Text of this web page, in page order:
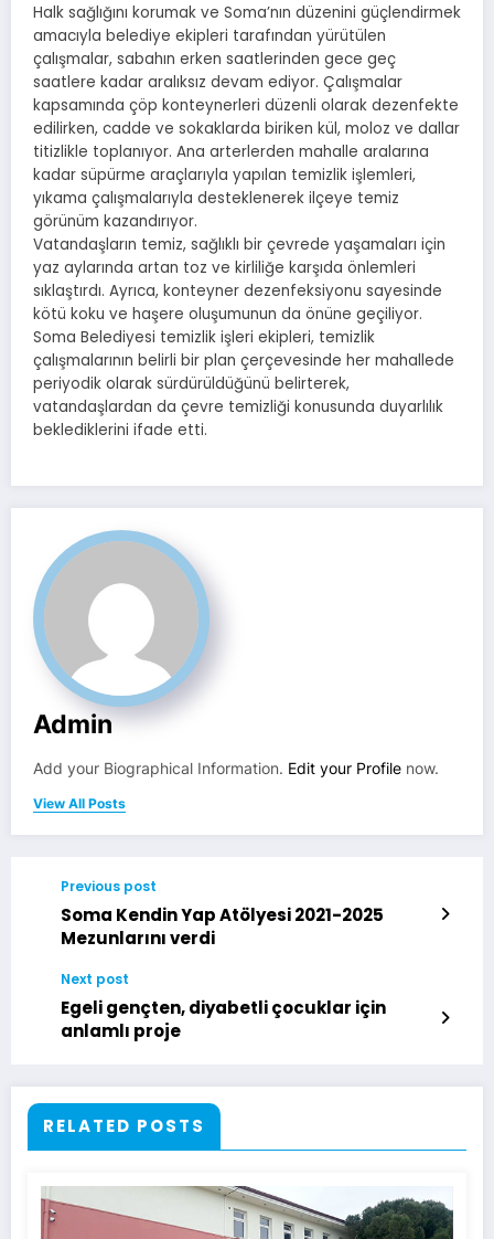
Halk sağlığını korumak ve Soma’nın düzenini güçlendirmek
amacıyla belediye ekipleri tarafından yürütülen
çalışmalar, sabahın erken saatlerinden gece geç
saatlere kadar aralıksız devam ediyor. Çalışmalar
kapsamında çöp konteynerleri düzenli olarak dezenfekte
edilirken, cadde ve sokaklarda biriken kül, moloz ve dallar
titizlikle toplanıyor. Ana arterlerden mahalle aralarına
kadar süpürme araçlarıyla yapılan temizlik işlemleri,
yıkama çalışmalarıyla desteklenerek ilçeye temiz
görünüm kazandırıyor.
Vatandaşların temiz, sağlıklı bir çevrede yaşamaları için
yaz aylarında artan toz ve kirliliğe karşıda önlemleri
sıklaştırdı. Ayrıca, konteyner dezenfeksiyonu sayesinde
kötü koku ve haşere oluşumunun da önüne geçiliyor.
Soma Belediyesi temizlik işleri ekipleri, temizlik
çalışmalarının belirli bir plan çerçevesinde her mahallede
periyodik olarak sürdürüldüğünü belirterek,
vatandaşlardan da çevre temizliği konusunda duyarlılık
beklediklerini ifade etti.
Admin
Add your Biographical Information. Edit your Profile now.
View All Posts
Previous post
Soma Kendin Yap Atölyesi 2021-2025
Mezunlarını verdi
Next post
Egeli gençten, diyabetli çocuklar için
anlamlı proje
RELATED POSTS